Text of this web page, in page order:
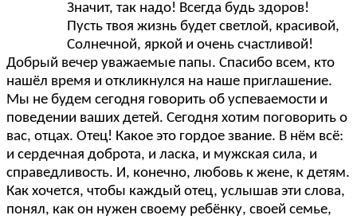
Значит, так надо! Всегда будь здоров!
Пусть твоя жизнь будет светлой, красивой,
Солнечной, яркой и очень счастливой!
Добрый вечер уважаемые папы. Спасибо всем, кто
нашёл время и откликнулся на наше приглашение.
Мы не будем сегодня говорить об успеваемости и
поведении ваших детей. Сегодня хотим поговорить о
вас, отцах. Отец! Какое это гордое звание. В нём всё:
и сердечная доброта, и ласка, и мужская сила, и
справедливость. И, конечно, любовь к жене, к детям.
Как хочется, чтобы каждый отец, услышав эти слова,
понял, как он нужен своему ребёнку, своей семье,